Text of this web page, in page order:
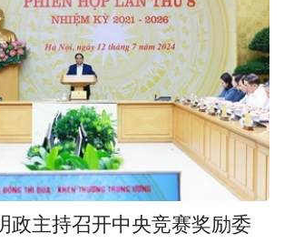
政主持召开中央竞赛奖励委